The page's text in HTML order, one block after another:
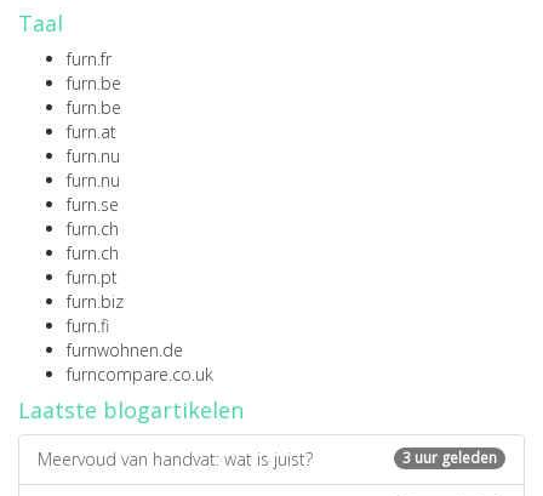
Taal
furn.fr
furn.be
furn.be
furn.at
furn.nu
furn.nu
furn.se
furn.ch
furn.ch
furn.pt
furn.biz
furn.fi
furnwohnen.de
furncompare.co.uk
Laatste blogartikelen
3 uur geleden
Meervoud van handvat: wat is juist?